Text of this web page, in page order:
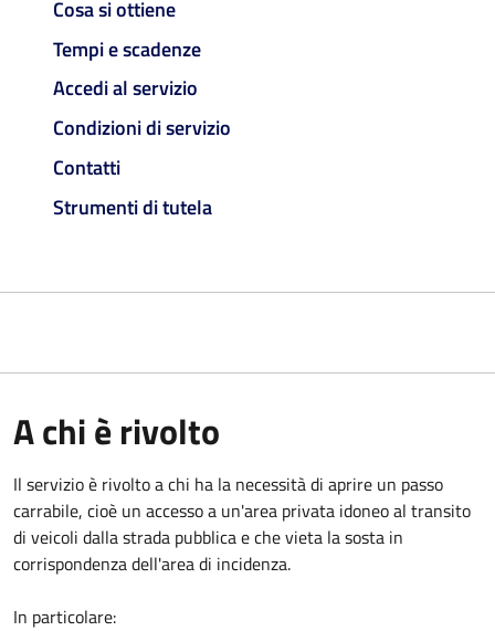
Cosa si ottiene
Tempi e scadenze
Accedi al servizio
Condizioni di servizio
Contatti
Strumenti di tutela
A chi è rivolto
Il servizio è rivolto a chi ha la necessità di aprire un passo
carrabile, cioè un accesso a un'area privata idoneo al transito
di veicoli dalla strada pubblica e che vieta la sosta in
corrispondenza dell'area di incidenza.
In particolare: